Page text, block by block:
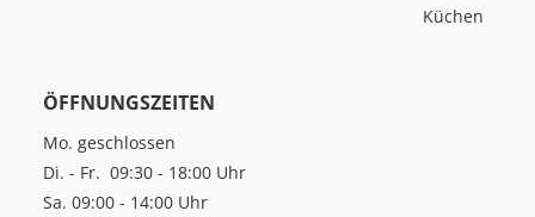
Küchen
ÖFFNUNGSZEITEN
Mo. geschlossen
Di. - Fr. 09:30 - 18:00 Uhr
Sa. 09:00 - 14:00 Uhr